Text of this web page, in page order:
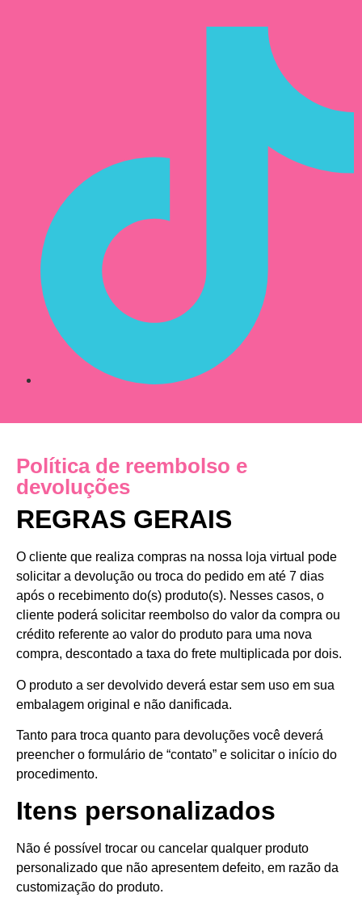
Política de reembolso e
devoluções
REGRAS GERAIS
O cliente que realiza compras na nossa loja virtual pode
solicitar a devolução ou troca do pedido em até 7 dias
após o recebimento do(s) produto(s). Nesses casos, o
cliente poderá solicitar reembolso do valor da compra ou
crédito referente ao valor do produto para uma nova
compra, descontado a taxa do frete multiplicada por dois.
O produto a ser devolvido deverá estar sem uso em sua
embalagem original e não danificada.
Tanto para troca quanto para devoluções você deverá
preencher o formulário de “contato” e solicitar o início do
procedimento.
Itens personalizados
Não é possível trocar ou cancelar qualquer produto
personalizado que não apresentem defeito, em razão da
customização do produto.